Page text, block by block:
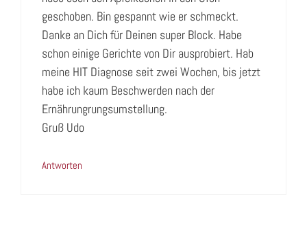
geschoben. Bin gespannt wie er schmeckt.
Danke an Dich für Deinen super Block. Habe
schon einige Gerichte von Dir ausprobiert. Hab
meine HIT Diagnose seit zwei Wochen, bis jetzt
habe ich kaum Beschwerden nach der
Ernährungrungsumstellung.
Gruß Udo
Antworten